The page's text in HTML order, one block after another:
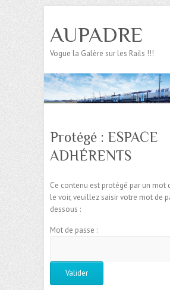
AUPADRE
Vogue la Galère sur les Rails !!!
Protégé : ESPACE
ADHÉRENTS
Ce contenu est protégé par un mot
le voir, veuillez saisir votre mot de
dessous :
Mot de passe :